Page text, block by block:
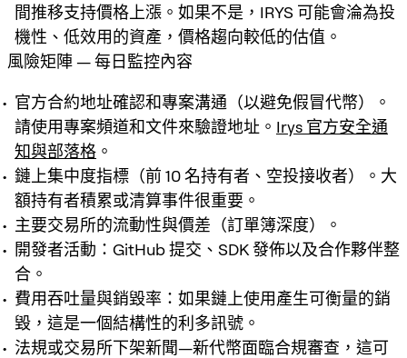
間推移支持價格上漲。如果不是，IRYS 可能會淪為投
機性、低效用的資產，價格趨向較低的估值。
風險矩陣 — 每日監控內容
官方合約地址確認和專案溝通（以避免假冒代幣）。
請使用專案頻道和文件來驗證地址。 Irys 官方安全通
知與部落格 。
鏈上集中度指標（前 10 名持有者、空投接收者）。大
額持有者積累或清算事件很重要。
主要交易所的流動性與價差（訂單簿深度）。
開發者活動：GitHub 提交、SDK 發佈以及合作夥伴整
合。
費用吞吐量與銷毀率：如果鏈上使用產生可衡量的銷
毀，這是一個結構性的利多訊號。
法規或交易所下架新聞—新代幣面臨合規審查，這可